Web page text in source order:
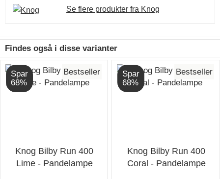
Se flere produkter fra Knog
Findes også i disse varianter
Spar
68%
Bestseller
Knog Bilby Run 400
Lime - Pandelampe
Spar
68%
Bestseller
Knog Bilby Run 400
Coral - Pandelampe